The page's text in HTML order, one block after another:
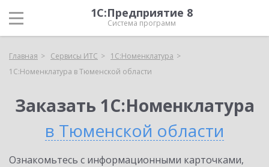
1С:Предприятие 8
Система программ
Главная Сервисы ИТС
1С:Номенклатура
1С:Номенклатура в Тюменской области
Заказать 1С:Номенклатура
в Тюменской области
Ознакомьтесь с информационными карточками,